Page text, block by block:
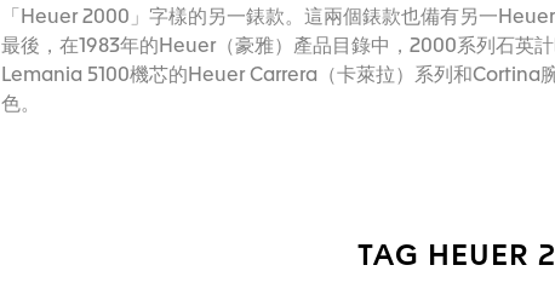
「Heuer 2000」字樣的另一錶款。這兩個錶款也備有另一
最後，在1983年的Heuer（豪雅）產品目錄中，2000系列石英
Lemania 5100機芯的Heuer Carrera（卡萊拉）系列和
色。
TAG HEUER